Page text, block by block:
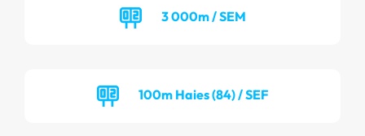
3 000m / SEM
100m Haies (84) / SEF